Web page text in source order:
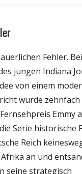
Fehler.
jungen Indiana
von einem
wurde zehnfach
Emmy
Serie historische
Reich
an und
seine strategisch